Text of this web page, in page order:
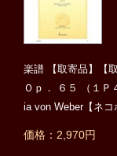
楽譜 【取寄品】【
Ｏｐ． ６５ （１Ｐ
ia von Weber【ネコ
価格：2,970円